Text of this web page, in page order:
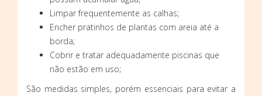
Limpar frequentemente as calhas;
Encher pratinhos de plantas com areia até a
borda;
Cobrir e tratar adequadamente piscinas que
não estão em uso;
São medidas simples, porém essenciais para evitar a